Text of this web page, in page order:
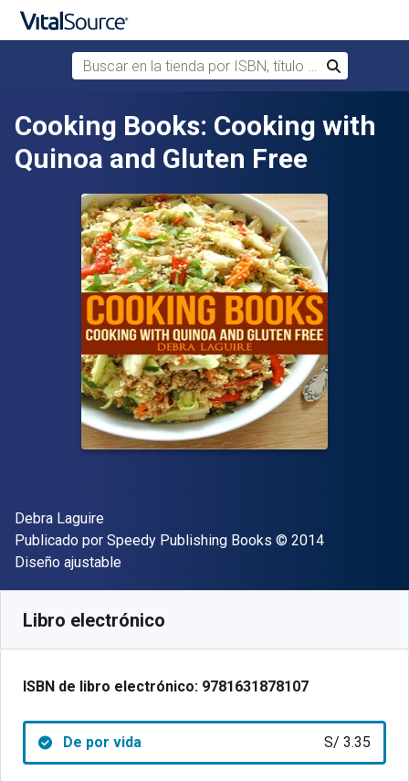
Saltar al contenido principal
Buscar en la tienda por ISBN, título o autor
Buscar
Cooking Books: Cooking with
Quinoa and Gluten Free
Autor(es)
Debra Laguire
Editor
Publicado por Speedy Publishing Books Copyright
© 2014
Formato
Diseño ajustable
Libro electrónico
ISBN de libro electrónico: 9781631878107
De por vida S/ 3.35